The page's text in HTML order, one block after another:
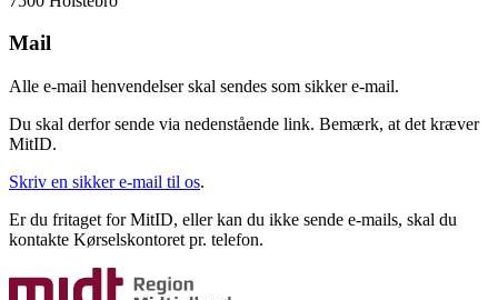
Mail
Alle e-mail henvendelser skal sendes som sikker e-mail.
Du skal derfor sende via nedenstående link. Bemærk, at det kræver
MitID.
Skriv en sikker e-mail til os.
Er du fritaget for MitID, eller kan du ikke sende e-mails, skal du
kontakte Kørselskontoret pr. telefon.